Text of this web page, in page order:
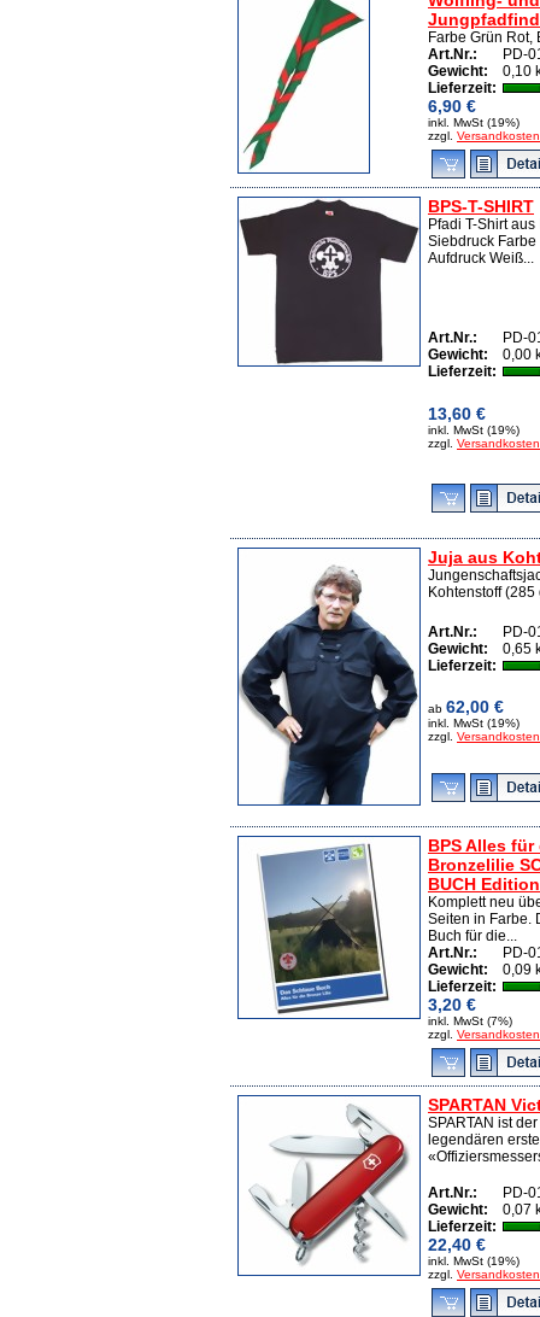
Farbe Grün Rot,
Art.Nr.:
PD-
Gewicht:
0,10
Lieferzeit:
6,90 €
inkl. MwSt (19%)
zzgl. Versandkosten
BPS-T-SHIRT
Pfadi T-Shirt
Siebdruck
Aufdruck Weiß...
Art.Nr.:
PD-
Gewicht:
0,00
Lieferzeit:
13,60 €
inkl. MwSt (19%)
zzgl. Versandkosten
Juja aus
Kohtenstoff (285
Art.Nr.:
PD-
Gewicht:
0,65
Lieferzeit:
ab 62,00 €
inkl. MwSt (19%)
zzgl. Versandkosten
BPS Alles für
Bronzelilie
BUCH
Komplett neu
Seiten in Farbe.
Buch für die...
Art.Nr.:
PD-
Gewicht:
0,09
Lieferzeit:
3,20 €
inkl. MwSt (7%)
zzgl. Versandkosten
SPARTAN
SPARTAN ist
legendären
Art.Nr.:
PD-
Gewicht:
0,07
Lieferzeit:
22,40 €
inkl. MwSt (19%)
zzgl. Versandkosten